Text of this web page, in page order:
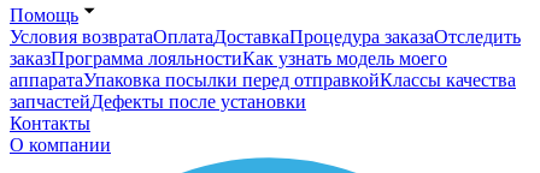
Помощь
Условия возвратаОплатаДоставкаПроцедура заказаОтследить
заказПрограмма лояльностиКак узнать модель моего
аппаратаУпаковка посылки перед отправкойКлассы качества
запчастейДефекты после установки
Контакты
О компании